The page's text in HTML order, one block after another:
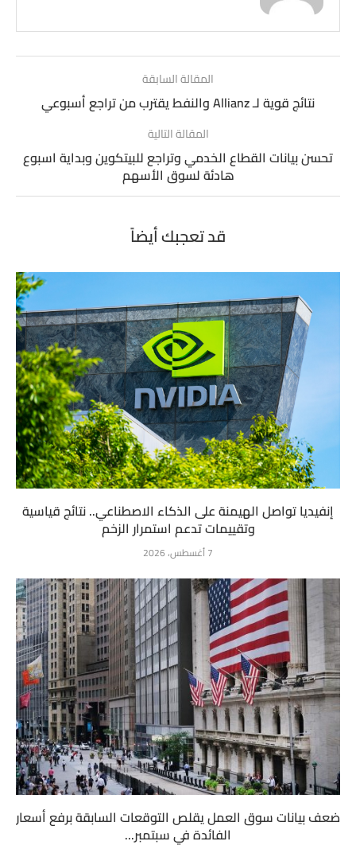
المقالة السابقة
نتائج قوية لـ Allianz والنفط يقترب من تراجع أسبوعي
المقالة التالية
تحسن بيانات القطاع الخدمي وتراجع للبيتكوين وبداية اسبوع
هادئة لسوق الأسهم
قد تعجبك أيضاً
إنفيديا تواصل الهيمنة على الذكاء الاصطناعي.. نتائج قياسية
وتقييمات تدعم استمرار الزخم
7 أغسطس، 2026
ضعف بيانات سوق العمل يقلص التوقعات السابقة برفع أسعار
الفائدة في سبتمبر...